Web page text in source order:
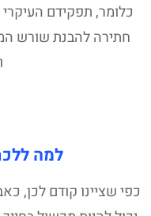
כלומר, תפקידם
חתירה להבנת שורש
למה
כפי שציינו קודם לכן,